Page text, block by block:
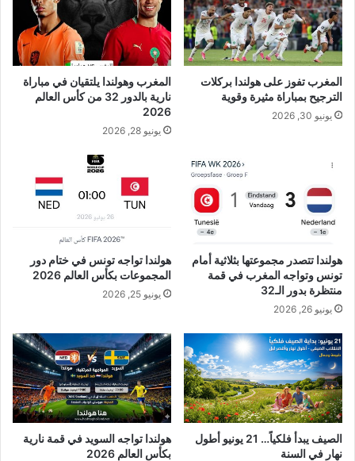
المغرب تفوز على هولندا بركلات
الترجيح بمباراة مثيرة وقوية
يونيو 30, 2026
المغرب وهولندا يلتقيان في مباراة
نارية بالدور 32 من كأس العالم
2026
يونيو 28, 2026
هولندا تتصدر مجموعتها بثلاثية أمام
تونس وتواجه المغرب في قمة
منتظرة بدور الـ32
يونيو 26, 2026
هولندا تواجه تونس في ختام دور
المجموعات بكأس العالم 2026
يونيو 25, 2026
الصيف يبدأ فلكياً… 21 يونيو أطول
نهار في السنة
هولندا تواجه السويد في قمة نارية
بكأس العالم 2026